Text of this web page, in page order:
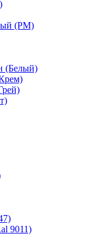
(РМ)
(Белый)
9011)